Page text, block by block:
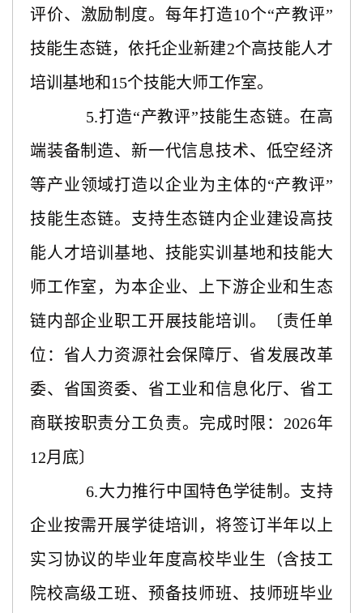
评价、激励制度。每年打造10个“产教评”
技能生态链，依托企业新建2个高技能人才
培训基地和15个技能大师工作室。
5.打造“产教评”技能生态链。在高
端装备制造、新一代信息技术、低空经济
等产业领域打造以企业为主体的“产教评”
技能生态链。支持生态链内企业建设高技
能人才培训基地、技能实训基地和技能大
师工作室，为本企业、上下游企业和生态
链内部企业职工开展技能培训。〔责任单
位：省人力资源社会保障厅、省发展改革
委、省国资委、省工业和信息化厅、省工
商联按职责分工负责。完成时限：2026年
12月底〕
6.大力推行中国特色学徒制。支持
企业按需开展学徒培训，将签订半年以上
实习协议的毕业年度高校毕业生（含技工
院校高级工班、预备技师班、技师班毕业